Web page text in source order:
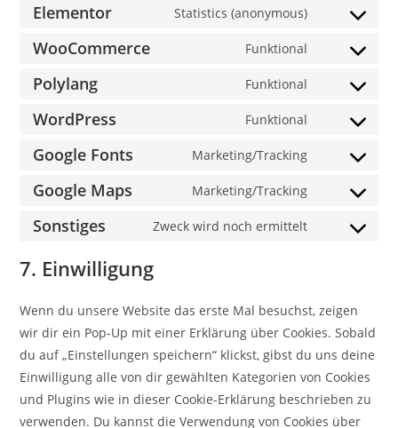
Elementor Statistics (anonymous)
WooCommerce Funktional
Polylang Funktional
WordPress Funktional
Google Fonts Marketing/Tracking
Google Maps Marketing/Tracking
Sonstiges Zweck wird noch ermittelt
7. Einwilligung
Wenn du unsere Website das erste Mal besuchst, zeigen
wir dir ein Pop-Up mit einer Erklärung über Cookies. Sobald
du auf „Einstellungen speichern“ klickst, gibst du uns deine
Einwilligung alle von dir gewählten Kategorien von Cookies
und Plugins wie in dieser Cookie-Erklärung beschrieben zu
verwenden. Du kannst die Verwendung von Cookies über